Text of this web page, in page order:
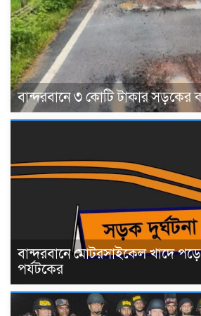
বান্দরবানে ৩ কোটি টাকার সড়কের
বান্দরবানে মোটরসাইকেল খাদে
পর্যটকের